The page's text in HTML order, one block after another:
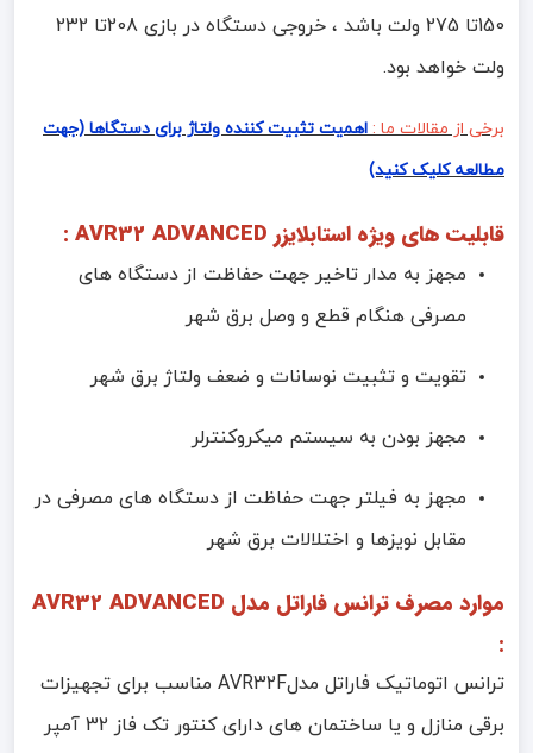
150تا 275 ولت باشد ، خروجی دستگاه در بازی 208تا 232
ولت خواهد بود.
برخی از مقالات ما : اهمیت تثبیت کننده ولتاژ برای دستگاها (جهت
مطالعه کلیک کنید)
قابلیت های ویژه استابلایزر AVR32 ADVANCED :
مجهز به مدار تاخیر جهت حفاظت از دستگاه های
مصرفی هنگام قطع و وصل برق شهر
تقویت و تثبیت نوسانات و ضعف ولتاژ برق شهر
مجهز بودن به سیستم میکروکنترلر
مجهز به فیلتر جهت حفاظت از دستگاه های مصرفی در
مقابل نویزها و اختلالات برق شهر
موارد مصرف ترانس فاراتل مدل AVR32 ADVANCED
:
ترانس اتوماتیک فاراتل مدلAVR32F مناسب برای تجهیزات
برقی منازل و یا ساختمان های دارای کنتور تک فاز 32 آمپر